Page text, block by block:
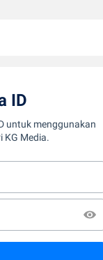
ID
untuk menggunakan
KG Media.